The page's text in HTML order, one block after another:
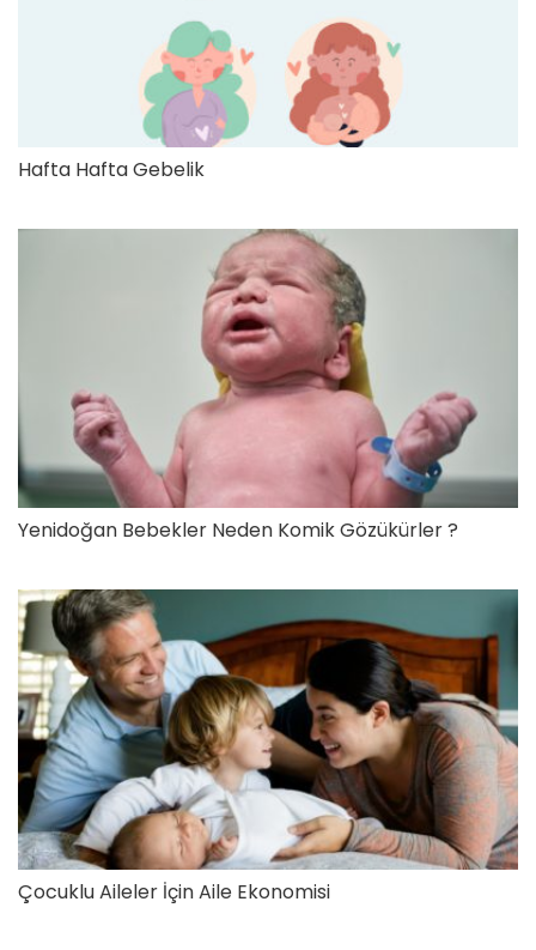
Hafta Hafta Gebelik
Yenidoğan Bebekler Neden Komik Gözükürler ?
Çocuklu Aileler İçin Aile Ekonomisi